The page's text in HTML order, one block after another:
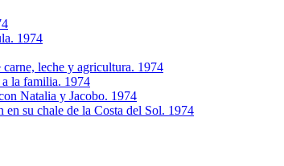
1974
leche y agricultura. 1974
a la familia. 1974
Natalia y Jacobo. 1974
en su chale de la Costa del Sol. 1974